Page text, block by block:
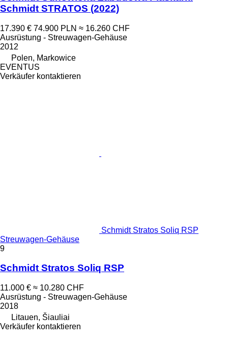
Schmidt STRATOS (2022)
17.390 € 74.900 PLN ≈ 16.260 CHF
Ausrüstung - Streuwagen-Gehäuse
2012
Polen, Markowice
EVENTUS
Verkäufer kontaktieren
Schmidt Stratos Soliq RSP
Streuwagen-Gehäuse
9
Schmidt Stratos Soliq RSP
11.000 € ≈ 10.280 CHF
Ausrüstung - Streuwagen-Gehäuse
2018
Litauen, Šiauliai
Verkäufer kontaktieren